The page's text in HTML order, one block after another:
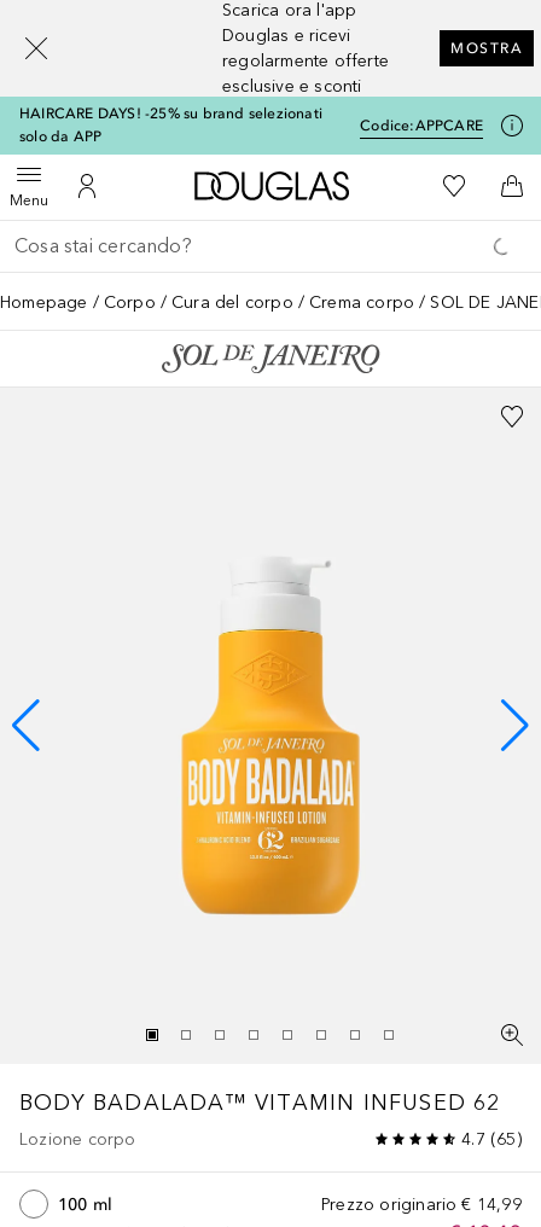
Scarica ora l'app
Douglas e ricevi
regolarmente offerte
esclusive e sconti
MOSTRA
HAIRCARE DAYS! -25% su brand selezionati
solo da APP
Codice:APPCARE
MenuApri menuAl Mio Account
A Douglas HomeAlla Mia
Al
Torna indietro
Esegui ricerca
Homepage Corpo Cura del corpo Crema corpo SOL DE
BODY BADALADA™ VITAMIN INFUSED 62
Lozione corpo 4.7 (65)
Prezzo originario € 14,99
100 ml
[navigation.slideout.screenreader]